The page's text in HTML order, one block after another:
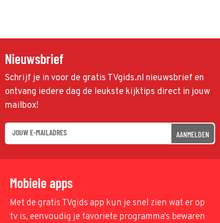
Nieuwsbrief
Schrijf je in voor de gratis TVgids.nl nieuwsbrief en
ontvang iedere dag de leukste kijktips direct in jouw
mailbox!
AANMELDEN
Mobiele apps
Met de gratis TVgids app kun je snel zien wat er op
tv is, eenvoudig je favoriete programma's bewaren